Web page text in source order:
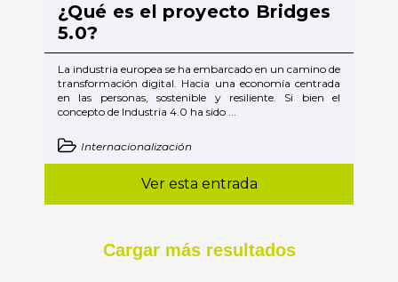
¿Qué es el proyecto Bridges
5.0?
La industria europea se ha embarcado en un camino de
transformación digital. Hacia una economía centrada
en las personas, sostenible y resiliente. Si bien el
concepto de Industria 4.0 ha sido ...
Internacionalización
Ver esta entrada
Cargar más resultados